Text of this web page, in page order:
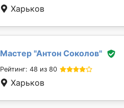
Харьков
Мастер "Антон Соколов"
Рейтинг: 48 из 80
Харьков